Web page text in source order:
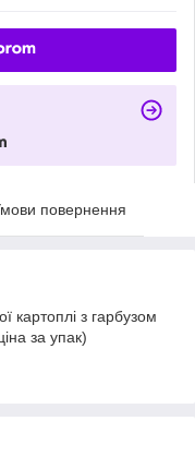
повернення
картоплі з гарбузом
за упак)